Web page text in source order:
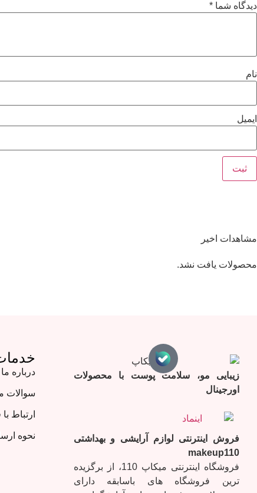
دیدگاه شما *
نام
ایمیل
مشاهدات اخیر
محصولات یافت نشد.
زیبایی مو، سلامت پوست با محصولات
اورجینال
فروش اینترنتی لوازم آرایشی و بهداشتی
makeup110
فروشگاه اینترنتی میکاپ 110، از برگزیده
ترین فروشگاه های باسابقه دارای
درباره ما
سوالات
ارتباط
نحوه